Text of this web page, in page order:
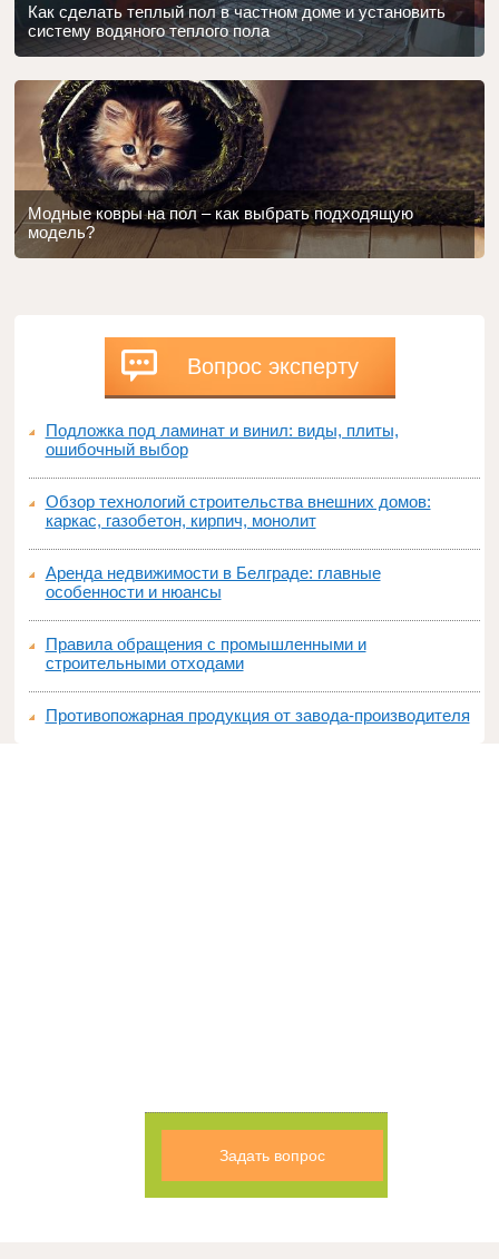
Как сделать теплый пол в частном доме и установить
систему водяного теплого пола
Модные ковры на пол – как выбрать подходящую
модель?
Вопрос эксперту
Подложка под ламинат и винил: виды, плиты,
ошибочный выбор
Обзор технологий строительства внешних домов:
каркас, газобетон, кирпич, монолит
Аренда недвижимости в Белграде: главные
особенности и нюансы
Правила обращения с промышленными и
строительными отходами
Противопожарная продукция от завода-производителя
Задать вопрос